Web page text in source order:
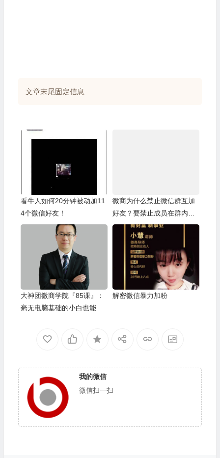
文章末尾固定信息
看牛人如何20分钟被动加11
4个微信好友！
微商为什么禁止微信群互加
好友？要禁止成员在群内讨
论其他产品？因为这个是微
商吸粉挖墙脚的惯用套路
大神团微商学院『85课』：
毫无电脑基础的小白也能批
高效率留存粉丝和有效转化
解密微信暴力加粉
我的微信
微信扫一扫